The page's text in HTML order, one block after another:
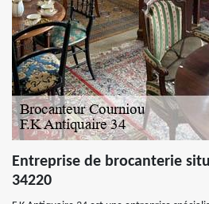
Entreprise de brocanterie
34220